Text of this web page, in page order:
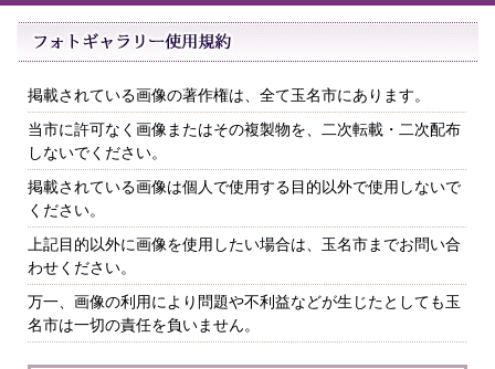
掲載されている画像の著作権は、全て玉名市にあります。
当市に許可なく画像またはその複製物を、二次転載・二次配布
しないでください。
掲載されている画像は個人で使用する目的以外で使用しないで
ください。
上記目的以外に画像を使用したい場合は、玉名市までお問い合
わせください。
万一、画像の利用により問題や不利益などが生じたとしても玉
名市は一切の責任を負いません。